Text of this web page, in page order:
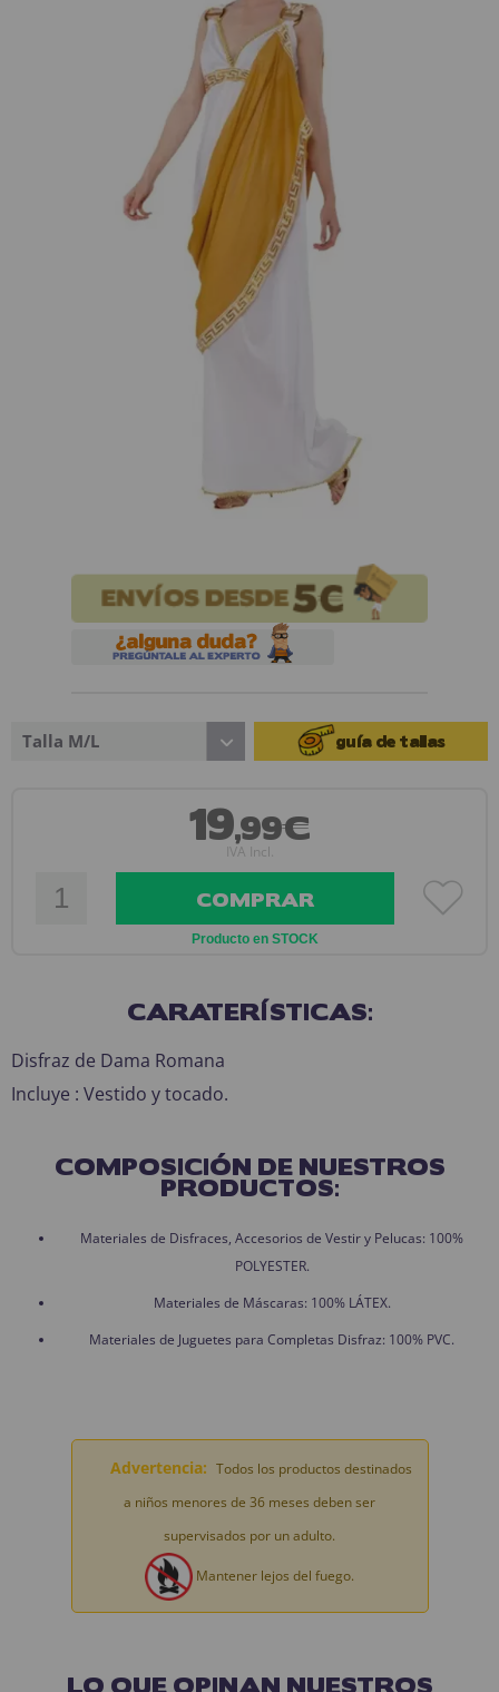
¡Adelante! Te estabamos esperando.
CREAR CUENTA
Talla M/L guía de tallas
19,99€
IVA Incl.
COMPRAR
Producto en STOCK
CARATERÍSTICAS:
Disfraz de Dama Romana
Incluye : Vestido y tocado.
COMPOSICIÓN DE NUESTROS
PRODUCTOS:
Materiales de Disfraces, Accesorios de Vestir y Pelucas: 100%
POLYESTER.
Materiales de Máscaras: 100% LÁTEX.
Materiales de Juguetes para Completas Disfraz: 100% PVC.
Advertencia: Todos los productos destinados
a niños menores de 36 meses deben ser
supervisados por un adulto.
Mantener lejos del fuego.
LO QUE OPINAN NUESTROS